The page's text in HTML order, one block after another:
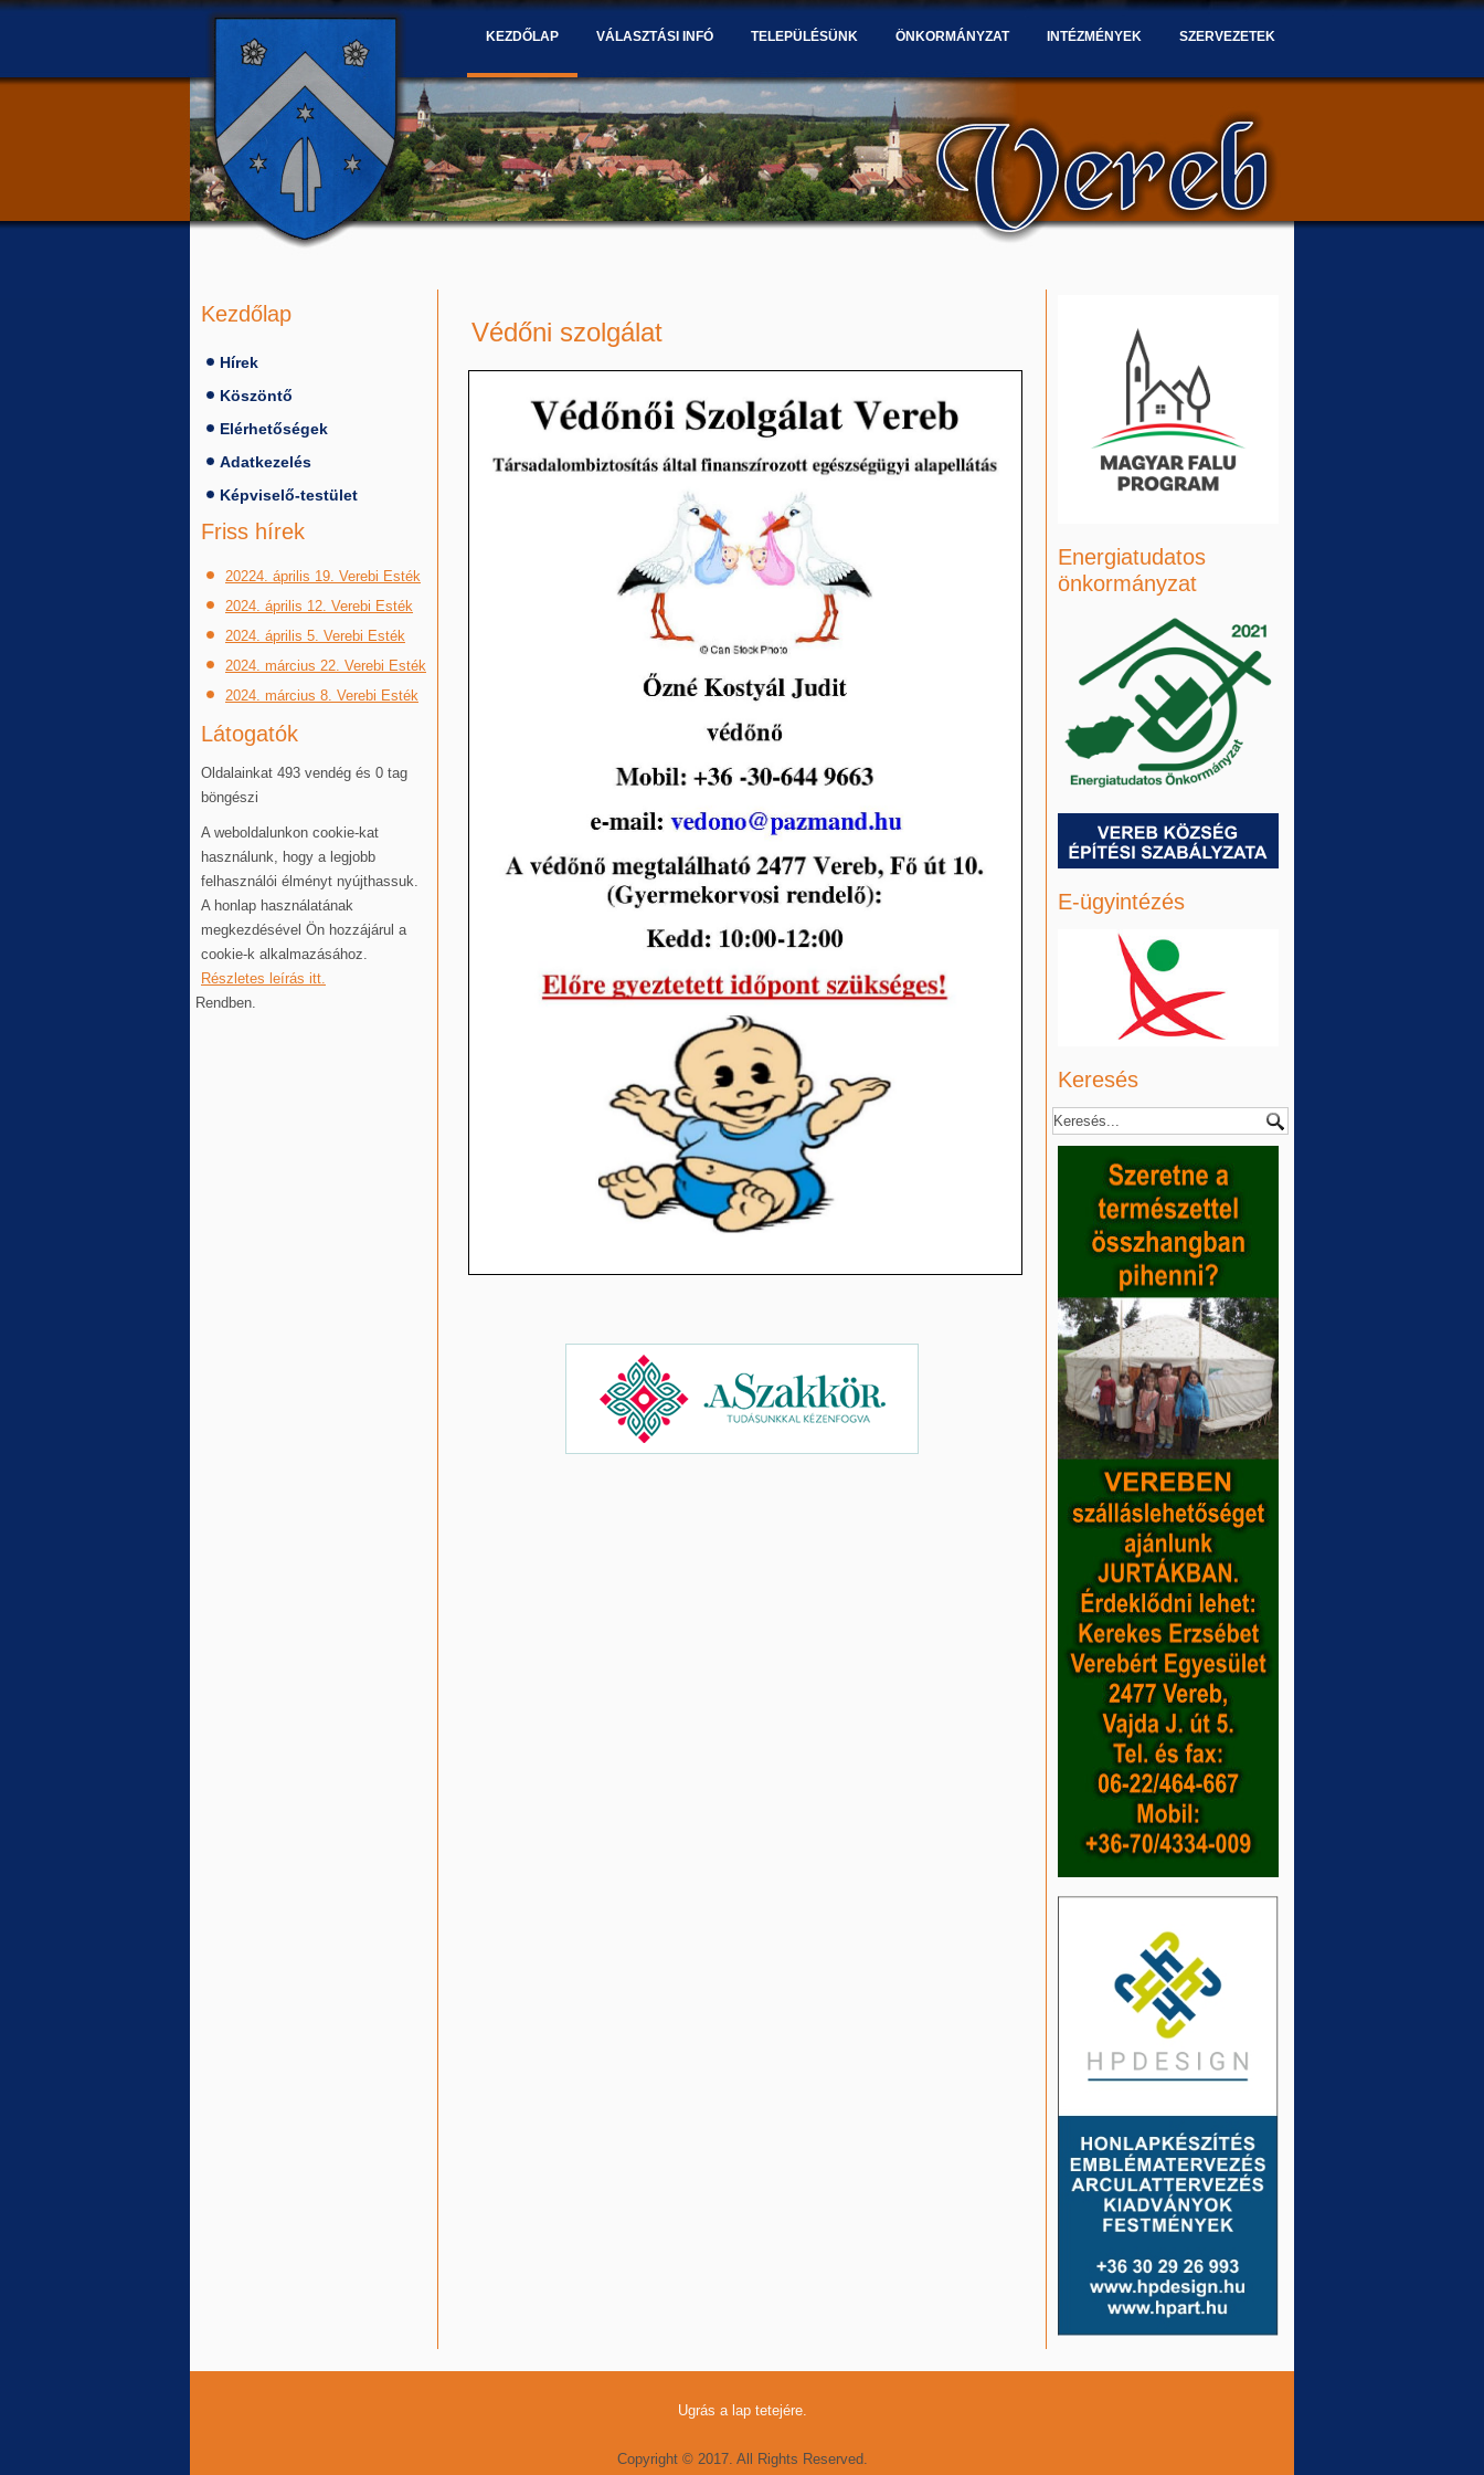
KEZDŐLAP VÁLASZTÁSI INFÓ TELEPÜLÉSÜNK ÖNKORMÁNYZAT INTÉZMÉNYEK SZERVEZETEK
Kezdőlap
Hírek
Köszöntő
Elérhetőségek
Adatkezelés
Képviselő-testület
Friss hírek
20224. április 19. Verebi Esték
2024. április 12. Verebi Esték
2024. április 5. Verebi Esték
2024. március 22. Verebi Esték
2024. március 8. Verebi Esték
Látogatók
Oldalainkat 493 vendég és 0 tag
böngészi
A weboldalunkon cookie-kat
használunk, hogy a legjobb
felhasználói élményt nyújthassuk.
A honlap használatának
megkezdésével Ön hozzájárul a
cookie-k alkalmazásához.
Részletes leírás itt.
Rendben.
Védőni szolgálat
Energiatudatos
önkormányzat
E-ügyintézés
Keresés
Ugrás a lap tetejére.
Copyright © 2017. All Rights Reserved.